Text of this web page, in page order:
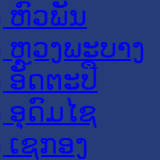
ຫົວພັນ
ຫຼວງພະບາງ
ອັດຕະປື
ອຸດົມໄຊ
ຊກອງ